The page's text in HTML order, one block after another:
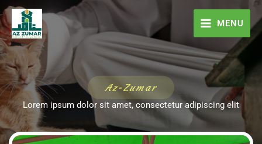
Skip
to
content
MENU
Az-Zumar
Lorem ipsum dolor sit amet, consectetur adipiscing elit